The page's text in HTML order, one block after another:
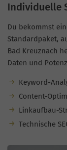
Individuelle
Du bekommst
Standardpaket,
Bad Kreuznach
Daten und
Keyword-
Content-
Linkaufbau-
Technische